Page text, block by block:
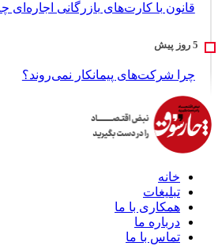
قانون با کارت‌های بازرگانی اجاره‌ای
چرا شرکت‌های پیمانکار نمی‌روند؟
خانه
تبلیغات
همکاری با ما
درباره ما
تماس با ما